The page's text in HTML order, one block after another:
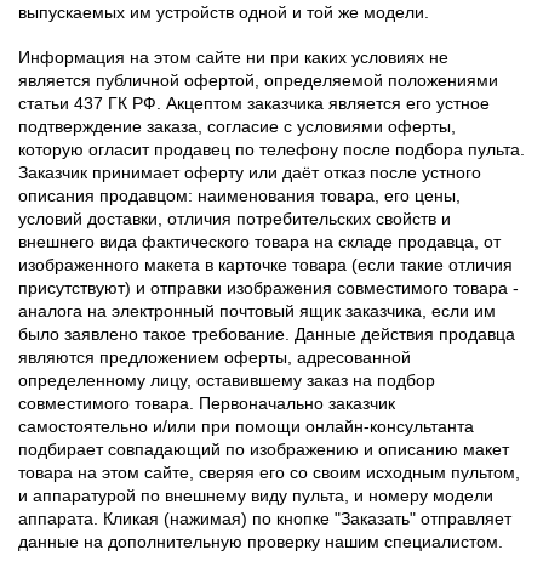
выпускаемых им устройств одной и той же модели.
Информация на этом сайте ни при каких условиях не
является публичной офертой, определяемой положениями
статьи 437 ГК РФ. Акцептом заказчика является его устное
подтверждение заказа, согласие с условиями оферты,
которую огласит продавец по телефону после подбора пульта.
Заказчик принимает оферту или даёт отказ после устного
описания продавцом: наименования товара, его цены,
условий доставки, отличия потребительских свойств и
внешнего вида фактического товара на складе продавца, от
изображенного макета в карточке товара (если такие отличия
присутствуют) и отправки изображения совместимого товара -
аналога на электронный почтовый ящик заказчика, если им
было заявлено такое требование. Данные действия продавца
являются предложением оферты, адресованной
определенному лицу, оставившему заказ на подбор
совместимого товара. Первоначально заказчик
самостоятельно и/или при помощи онлайн-консультанта
подбирает совпадающий по изображению и описанию макет
товара на этом сайте, сверяя его со своим исходным пультом,
и аппаратурой по внешнему виду пульта, и номеру модели
аппарата. Кликая (нажимая) по кнопке "Заказать" отправляет
данные на дополнительную проверку нашим специалистом.